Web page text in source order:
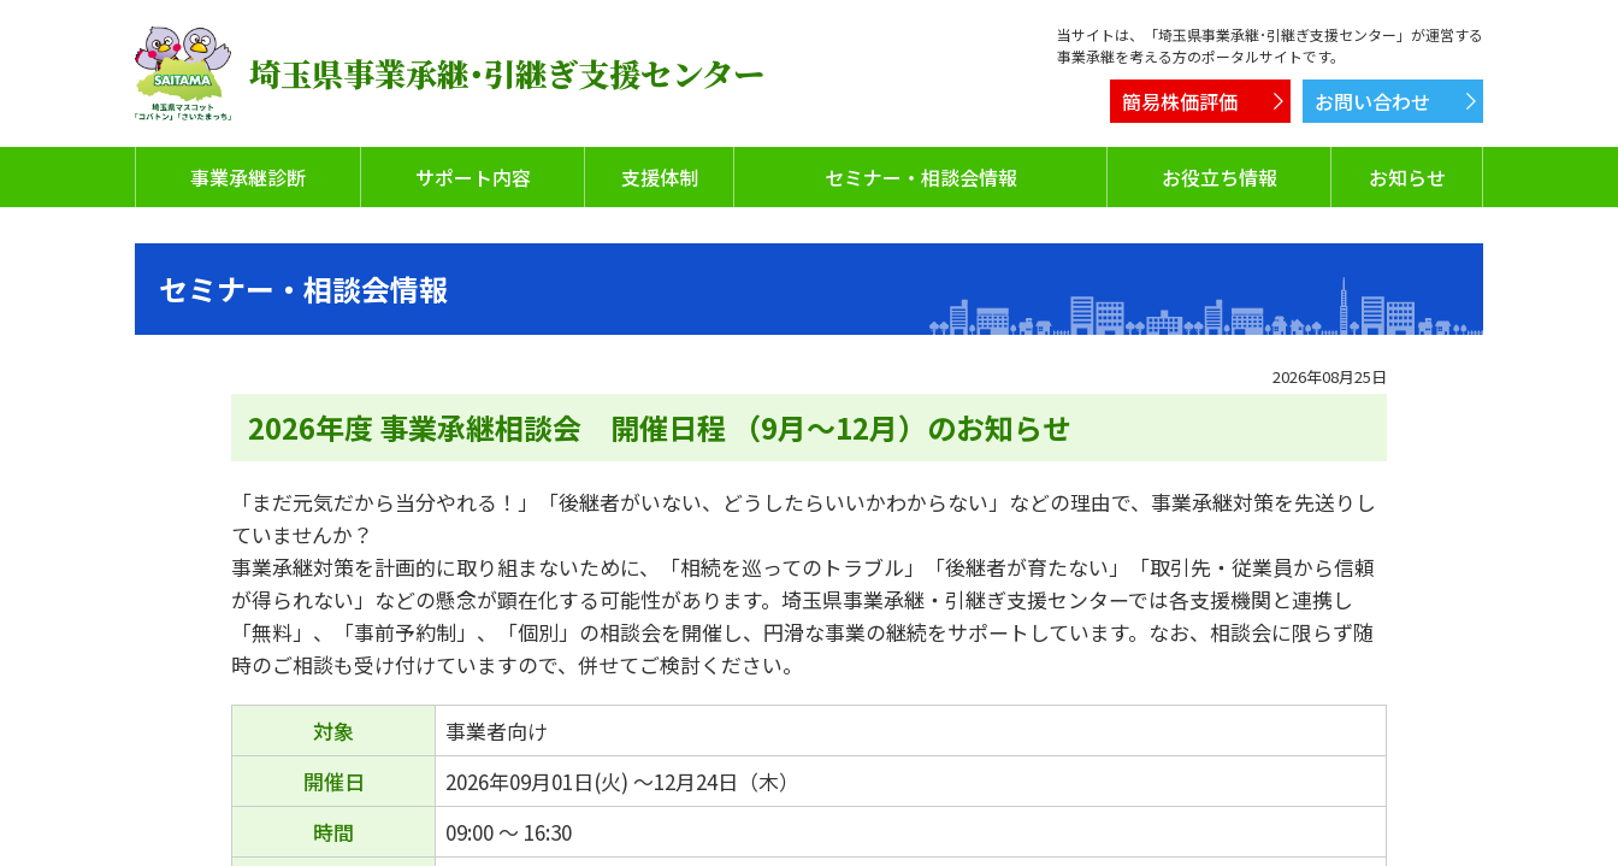
埼玉県事業承継･引継ぎ支援センター
当サイトは、「埼玉県事業承継･引継ぎ支援センター」が運営する
事業承継を考える方のポータルサイトです。
簡易株価評価 お問い合わせ
事業承継診断 サポート内容 支援体制 セミナー・相談会情報 お役立ち情報 お知らせ
セミナー・相談会情報
2026年08月25日
2026年度 事業承継相談会 開催日程 （9月～12月）のお知らせ
「まだ元気だから当分やれる！」「後継者がいない、どうしたらいいかわからない」などの理由で、事業承継対策を先送りし
ていませんか？
事業承継対策を計画的に取り組まないために、「相続を巡ってのトラブル」「後継者が育たない」「取引先・従業員から信頼
が得られない」などの懸念が顕在化する可能性があります。埼玉県事業承継・引継ぎ支援センターでは各支援機関と連携し
「無料」、「事前予約制」、「個別」の相談会を開催し、円滑な事業の継続をサポートしています。なお、相談会に限らず随
時のご相談も受け付けていますので、併せてご検討ください。
対象
事業者向け
開催日
2026年09月01日(火) ～12月24日（木）
時間
09:00 ～ 16:30